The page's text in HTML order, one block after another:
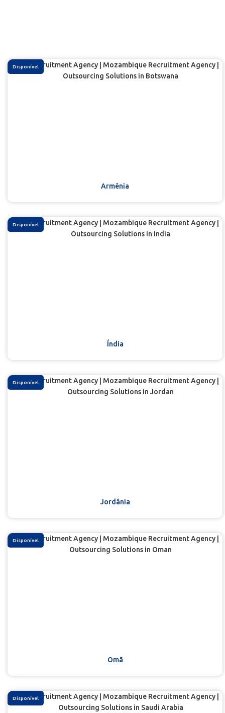
Armênia
Disponível
Índia
Disponível
Jordânia
Disponível
Omã
Disponível
Disponível